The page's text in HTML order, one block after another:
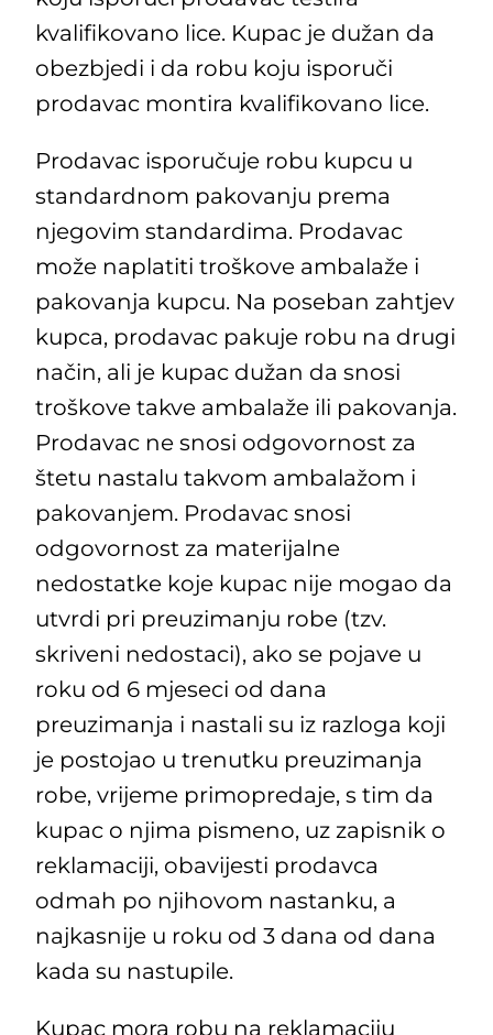
kvalifikovano lice. Kupac je dužan da
obezbjedi i da robu koju isporuči
prodavac montira kvalifikovano lice.
Prodavac isporučuje robu kupcu u
standardnom pakovanju prema
njegovim standardima. Prodavac
može naplatiti troškove ambalaže i
pakovanja kupcu. Na poseban zahtjev
kupca, prodavac pakuje robu na drugi
način, ali je kupac dužan da snosi
troškove takve ambalaže ili pakovanja.
Prodavac ne snosi odgovornost za
štetu nastalu takvom ambalažom i
pakovanjem. Prodavac snosi
odgovornost za materijalne
nedostatke koje kupac nije mogao da
utvrdi pri preuzimanju robe (tzv.
skriveni nedostaci), ako se pojave u
roku od 6 mjeseci od dana
preuzimanja i nastali su iz razloga koji
je postojao u trenutku preuzimanja
robe, vrijeme primopredaje, s tim da
kupac o njima pismeno, uz zapisnik o
reklamaciji, obavijesti prodavca
odmah po njihovom nastanku, a
najkasnije u roku od 3 dana od dana
kada su nastupile.
Kupac mora robu na reklamaciju